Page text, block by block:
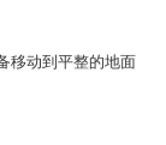
移动到平整的地面